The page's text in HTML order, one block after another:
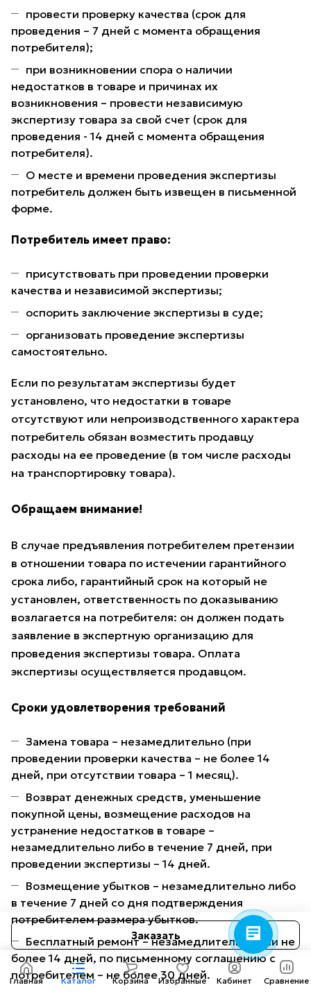
Консультант AMOTO
Здравствуйте! Готов
помочь вам. Напишите мне,
если у вас появятся
Заказать
провести проверку качества (срок для
проведения – 7 дней с момента обращения
потребителя);
при возникновении спора о наличии
недостатков в товаре и причинах их
возникновения – провести независимую
экспертизу товара за свой счет (срок для
проведения - 14 дней с момента обращения
потребителя).
О месте и времени проведения экспертизы
потребитель должен быть извещен в письменной
форме.
Потребитель имеет право:
присутствовать при проведении проверки
качества и независимой экспертизы;
оспорить заключение экспертизы в суде;
организовать проведение экспертизы
самостоятельно.
Если по результатам экспертизы будет
установлено, что недостатки в товаре
отсутствуют или непроизводственного характера
потребитель обязан возместить продавцу
расходы на ее проведение (в том числе расходы
на транспортировку товара).
Обращаем внимание!
В случае предъявления потребителем претензии
в отношении товара по истечении гарантийного
срока либо, гарантийный срок на который не
установлен, ответственность по доказыванию
возлагается на потребителя: он должен подать
заявление в экспертную организацию для
проведения экспертизы товара. Оплата
экспертизы осуществляется продавцом.
Сроки удовлетворения требований
Замена товара – незамедлительно (при
проведении проверки качества – не более 14
дней, при отсутствии товара – 1 месяц).
Возврат денежных средств, уменьшение
покупной цены, возмещение расходов на
устранение недостатков в товаре –
незамедлительно либо в течение 7 дней, при
проведении экспертизы – 14 дней.
Возмещение убытков – незамедлительно либо
в течение 7 дней со дня подтверждения
потребителем размера убытков.
Бесплатный ремонт – незамедлительно или не
более 14 дней, по письменному соглашению с
потребителем – не более 30 дней.
Главная Каталог Корзина Избранные Кабинет Сравнение